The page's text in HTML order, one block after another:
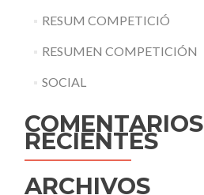
RESUM COMPETICIÓ
RESUMEN COMPETICIÓN
SOCIAL
COMENTARIOS
RECIENTES
ARCHIVOS